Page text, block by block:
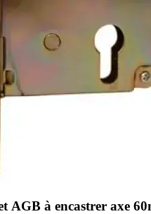
AGB à encastrer axe